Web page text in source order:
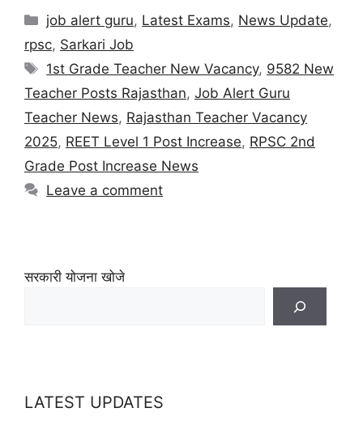
job alert guru, Latest Exams, News Update,
rpsc, Sarkari Job
1st Grade Teacher New Vacancy, 9582 New
Teacher Posts Rajasthan, Job Alert Guru
Teacher News, Rajasthan Teacher Vacancy
2025, REET Level 1 Post Increase, RPSC 2nd
Grade Post Increase News
Leave a comment
सरकारी योजना खोजे
LATEST UPDATES